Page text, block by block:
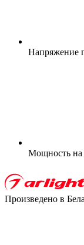
Напряжение
Мощность
Произведено в